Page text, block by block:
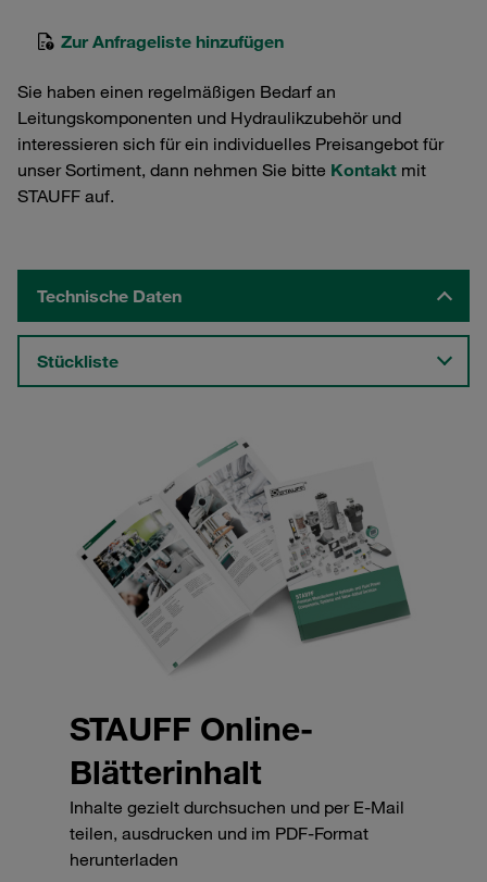
Zur Anfrageliste hinzufügen
Sie haben einen regelmäßigen Bedarf an
Leitungskomponenten und Hydraulikzubehör und
interessieren sich für ein individuelles Preisangebot für
unser Sortiment, dann nehmen Sie bitte Kontakt mit
STAUFF auf.
Technische Daten
Stückliste
STAUFF Online-
Blätterinhalt
Inhalte gezielt durchsuchen und per E-Mail
teilen, ausdrucken und im PDF-Format
herunterladen